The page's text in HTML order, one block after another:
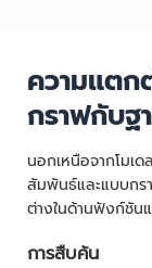
ความแต
กราฟกับ
นอกเหนือจากโมเ
สัมพันธ์และแบบกร
ต่างในด้านฟังก์ชันแ
การสืบค้น